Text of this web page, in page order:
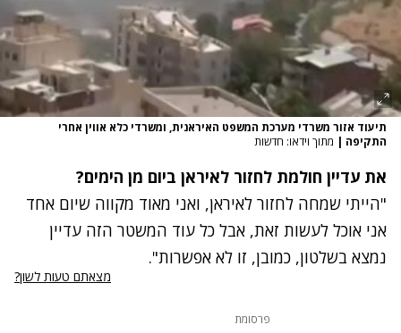
תיעוד אזור משרדי מערכת המשפט האיראנית, ומשרדי כלא אווין אחרי
התקיפה | מתוך וידאו: חדשות
את עדיין חולמת לחזור לאיראן ביום מן הימים?
"הייתי שמחה לחזור לאיראן, ואני מאוד מקווה שיום אחד
אני אוכל לעשות זאת, אבל כל עוד המשטר הזה עדיין
נמצא בשלטון, כמובן, זו לא אפשרות".
מצאתם טעות לשון?
פרסומת